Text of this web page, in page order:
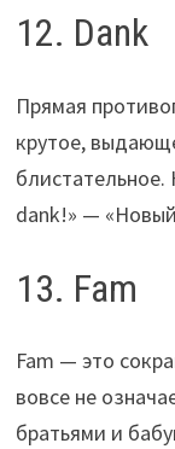
12. Dank
Прямая
крутое,
блистательное.
dank!» —
13. Fam
Fam — это
вовсе не
братьями и